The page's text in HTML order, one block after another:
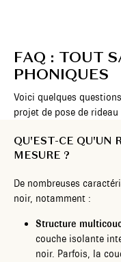
FAQ : TOUT
PHONIQUES
Voici quelques
projet de pose de
QU'EST-CE QU'UN
MESURE ?
De nombreuses
noir, notamment :
Structure
couche isolante
noir. Parfois, la